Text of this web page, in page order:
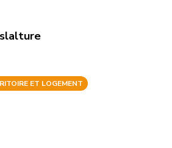
ET LOGEMENT